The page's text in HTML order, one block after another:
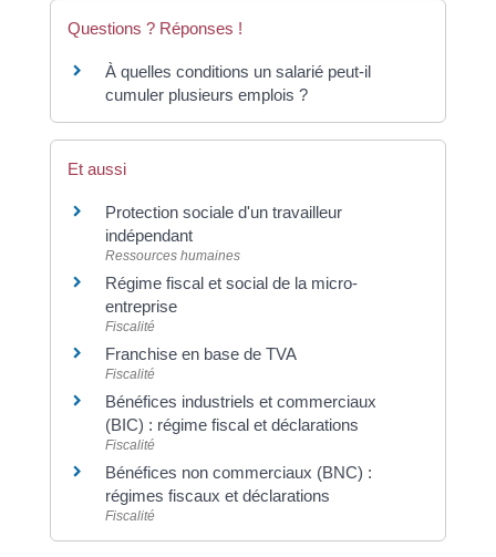
Questions ? Réponses !
À quelles conditions un salarié peut-il
cumuler plusieurs emplois ?
Et aussi
Protection sociale d'un travailleur
indépendant
Ressources humaines
Régime fiscal et social de la micro-
entreprise
Fiscalité
Franchise en base de TVA
Fiscalité
Bénéfices industriels et commerciaux
(BIC) : régime fiscal et déclarations
Fiscalité
Bénéfices non commerciaux (BNC) :
régimes fiscaux et déclarations
Fiscalité